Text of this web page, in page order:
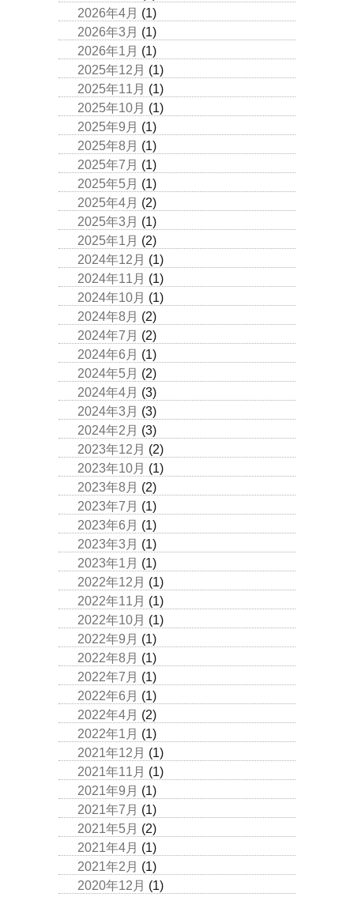
2026年4月 (1)
2026年3月 (1)
2026年1月 (1)
2025年12月 (1)
2025年11月 (1)
2025年10月 (1)
2025年9月 (1)
2025年8月 (1)
2025年7月 (1)
2025年5月 (1)
2025年4月 (2)
2025年3月 (1)
2025年1月 (2)
2024年12月 (1)
2024年11月 (1)
2024年10月 (1)
2024年8月 (2)
2024年7月 (2)
2024年6月 (1)
2024年5月 (2)
2024年4月 (3)
2024年3月 (3)
2024年2月 (3)
2023年12月 (2)
2023年10月 (1)
2023年8月 (2)
2023年7月 (1)
2023年6月 (1)
2023年3月 (1)
2023年1月 (1)
2022年12月 (1)
2022年11月 (1)
2022年10月 (1)
2022年9月 (1)
2022年8月 (1)
2022年7月 (1)
2022年6月 (1)
2022年4月 (2)
2022年1月 (1)
2021年12月 (1)
2021年11月 (1)
2021年9月 (1)
2021年7月 (1)
2021年5月 (2)
2021年4月 (1)
2021年2月 (1)
2020年12月 (1)